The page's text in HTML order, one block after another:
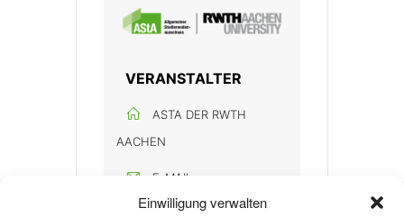
Einwilligung verwalten
VERANSTALTER
ASTA DER RWTH
AACHEN
E-MAIL
asta@asta.rwth-